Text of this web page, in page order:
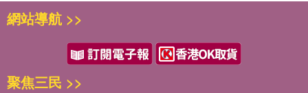
中國市攻專科學校同學的新形象
建國七十年的展望
永難忘懷的摯友──須少白先生
怎樣做一個自強幹部
網站導航 >>
聚焦三民 >>